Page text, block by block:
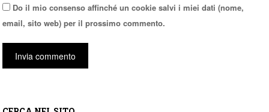
Do il mio consenso affinché un cookie salvi i miei dati (nome,
email, sito web) per il prossimo commento.